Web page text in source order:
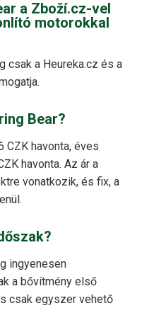
a Zboží.cz-vel
motorokkal
csak a Heureka.cz és a
Bear?
CZK havonta, éves
havonta. Az ár a
vonatkozik, és fix, a
ingyenesen
a bővítmény első
csak egyszer vehető